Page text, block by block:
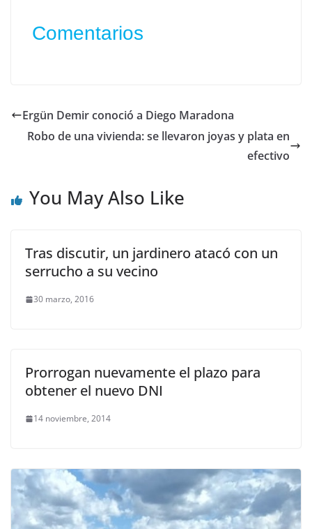
Comentarios
Ergün Demir conoció a Diego Maradona
Robo de una vivienda: se llevaron joyas y plata en
efectivo
You May Also Like
Tras discutir, un jardinero atacó con un
serrucho a su vecino
30 marzo, 2016
Prorrogan nuevamente el plazo para
obtener el nuevo DNI
14 noviembre, 2014